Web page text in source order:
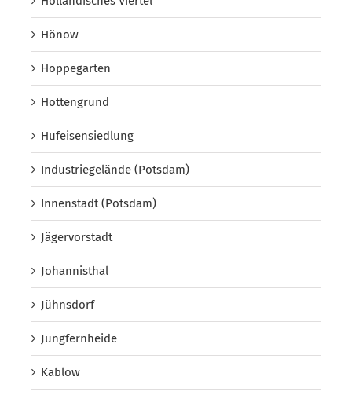
Hönow
Hoppegarten
Hottengrund
Hufeisensiedlung
Industriegelände (Potsdam)
Innenstadt (Potsdam)
Jägervorstadt
Johannisthal
Jühnsdorf
Jungfernheide
Kablow